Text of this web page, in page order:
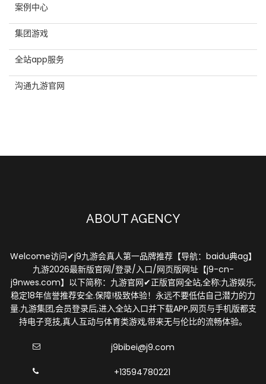
案例中心
集团游戏
全站app服务
沟通九游官网
ABOUT AGENCY
Welcome访问✔j9九游会真人第一品牌推荐【导航：baidu典ag】
九游2026最新版官网/登录/入口/网页版网址【j9-cn-
j9nwes.com】以下简称：九游官网✔正版官网全站,全称:九游娱乐,
稳定18年信誉推荐安全.保障!极致体验！永远不要低估自己潜力的力
量.九游集团,会员登录后,进入全站入口并下载APP,网页与手机版都支
持电子竞技,真人互动与体育类游戏,带来无与伦比的流畅体验。
j9bibei@j9.com
+13594780221